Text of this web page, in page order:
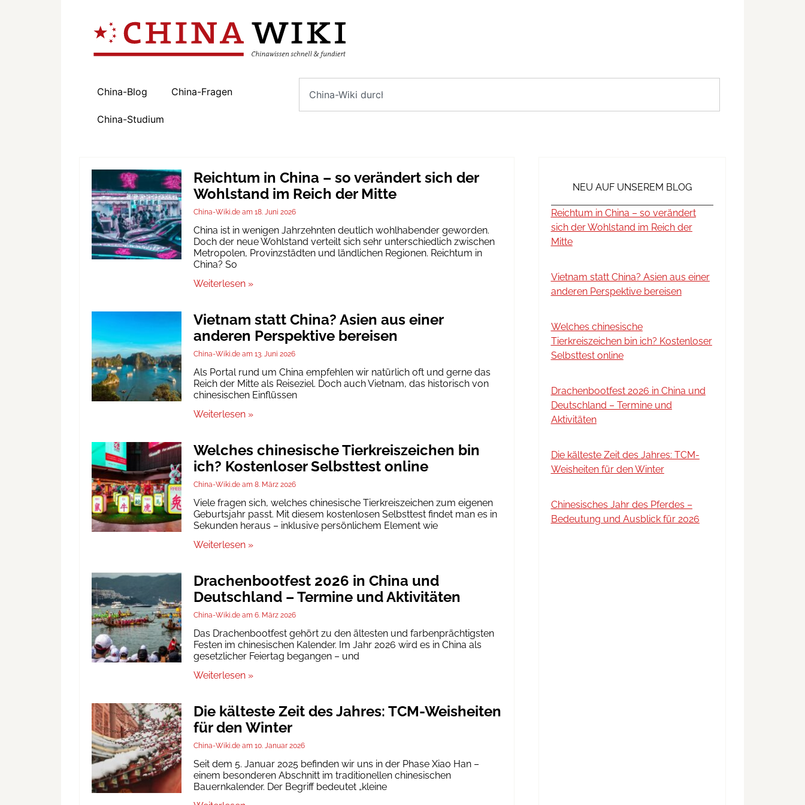
China-Blog China-Fragen
China-Studium
Reichtum in China – so verändert sich der
Wohlstand im Reich der Mitte
China-Wiki.de 18. Juni 2026
China ist in wenigen Jahrzehnten deutlich wohlhabender geworden.
Doch der neue Wohlstand verteilt sich sehr unterschiedlich zwischen
Metropolen, Provinzstädten und ländlichen Regionen. Reichtum in
China? So
Weiterlesen »
Vietnam statt China? Asien aus einer
anderen Perspektive bereisen
China-Wiki.de 13. Juni 2026
Als Portal rund um China empfehlen wir natürlich oft und gerne das
Reich der Mitte als Reiseziel. Doch auch Vietnam, das historisch von
chinesischen Einflüssen
Weiterlesen »
Welches chinesische Tierkreiszeichen bin
ich? Kostenloser Selbsttest online
China-Wiki.de 8. März 2026
Viele fragen sich, welches chinesische Tierkreiszeichen zum eigenen
Geburtsjahr passt. Mit diesem kostenlosen Selbsttest findet man es in
Sekunden heraus – inklusive persönlichem Element wie
Weiterlesen »
Drachenbootfest 2026 in China und
Deutschland – Termine und Aktivitäten
China-Wiki.de 6. März 2026
Das Drachenbootfest gehört zu den ältesten und farbenprächtigsten
Festen im chinesischen Kalender. Im Jahr 2026 wird es in China als
gesetzlicher Feiertag begangen – und
Weiterlesen »
Die kälteste Zeit des Jahres: TCM-Weisheiten
für den Winter
China-Wiki.de 10. Januar 2026
Seit dem 5. Januar 2025 befinden wir uns in der Phase Xiao Han –
einem besonderen Abschnitt im traditionellen chinesischen
Bauernkalender. Der Begriff bedeutet „kleine
NEU AUF UNSEREM BLOG
Reichtum in China – so verändert
sich der Wohlstand im Reich der
Mitte
Vietnam statt China? Asien aus einer
anderen Perspektive bereisen
Welches chinesische
Tierkreiszeichen bin ich? Kostenloser
Selbsttest online
Drachenbootfest 2026 in China und
Deutschland – Termine und
Aktivitäten
Die kälteste Zeit des Jahres: TCM-
Weisheiten für den Winter
Chinesisches Jahr des Pferdes –
Bedeutung und Ausblick für 2026